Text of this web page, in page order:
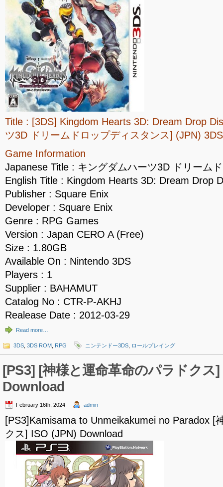
Title : [3DS] Kingdom Hearts 3D: Dream Drop
ツ3D ドリームドロップディスタンス] (JPN) 3DS
Game Information
Japanese Title : キングダムハーツ3D ドリーム
English Title : Kingdom Hearts 3D: Dream Drop
Publisher : Square Enix
Developer : Square Enix
Genre : RPG Games
Version : Japan CERO A (Free)
Size : 1.80GB
Available On : Nintendo 3DS
Players : 1
Supplier : BAHAMUT
Catalog No : CTR-P-AKHJ
Realease Date : 2012-03-29
Read more…
3DS 3DS ROM RPG ニンテンドー3DS ロールプレイング
[PS3] [神様と運命革命のパラドクス]
Download
February 16th, 2024 admin
[PS3]Kamisama to Unmeikakumei no Paradox [
クス] ISO (JPN) Download